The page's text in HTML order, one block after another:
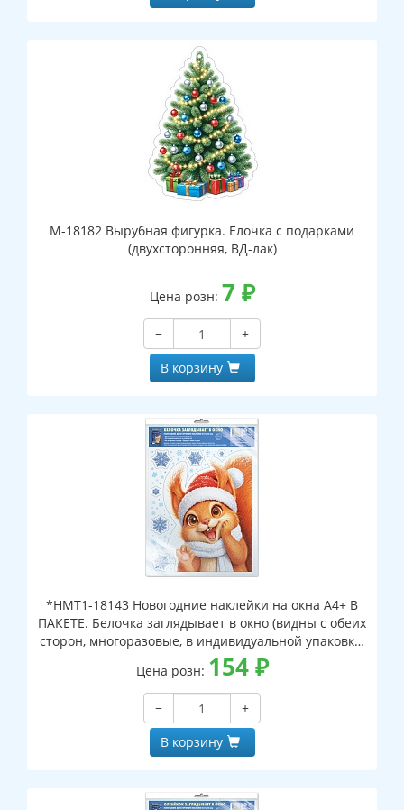
М-18182 Вырубная фигурка. Елочка с подарками
(двухсторонняя, ВД-лак)
Цена розн: 7 ₽
−
+
В корзину
*НМТ1-18143 Новогодние наклейки на окна А4+ В
ПАКЕТЕ. Белочка заглядывает в окно (видны с обеих
сторон, многоразовые, в индивидуальной упаковке,
с европодвесом и клеевым клапаном)
Цена розн: 154₽
−
+
В корзину